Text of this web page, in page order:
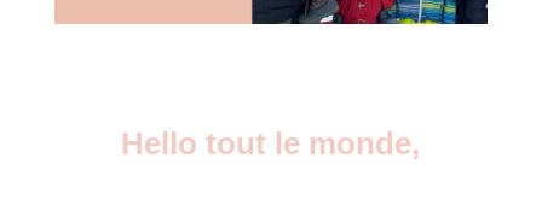
Hello tout le monde,